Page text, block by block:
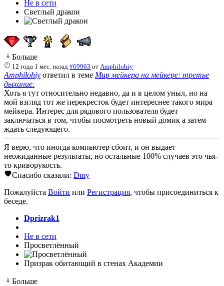
Не в сети
Светлый дракон
Больше
12 года 1 мес. назад #69963 от Amphilohiy
Amphilohiy ответил в теме Мир мейкера на мейкере: третье
дыхание.
Хоть я тут относительно недавно, да и в целом уныл, но на
мой взгляд тот же перекресток будет интереснее такого мира
мейкера. Интерес для рядового пользователя будет
заключаться в том, чтобы посмотреть новый домик а затем
ждать следующего.
Я верю, что иногда компьютер сбоит, и он выдает
неожиданные результаты, но остальные 100% случаев это чья-
то криворукость.
Спасибо сказали: Dmy
Пожалуйста Войти или Регистрация, чтобы присоединиться к
беседе.
Dprizrak1
Не в сети
Просветлённый
Призрак обитающий в стенах Академии
Больше